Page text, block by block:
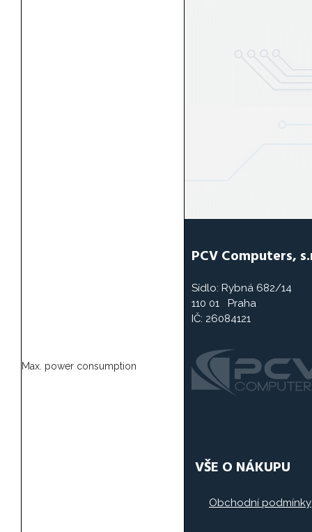
Max. power consumption
PCV Computers,
Sídlo: Rybná 682/14
110 01 Praha
IČ: 26084121
VŠE O NÁKUPU
Obchodní podmínky